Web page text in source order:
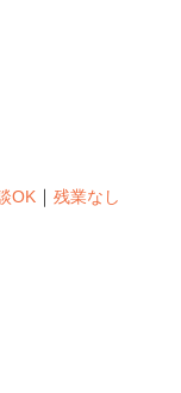
OK ｜ 残業なし